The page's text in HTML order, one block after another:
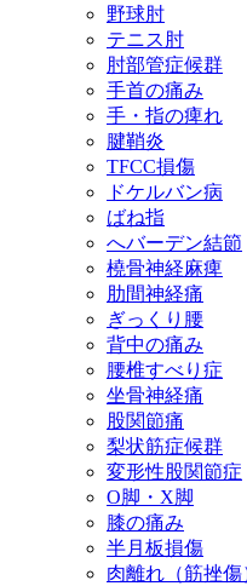
野球肘
テニス肘
肘部管症候群
手首の痛み
手・指の痺れ
腱鞘炎
TFCC損傷
ドケルバン病
ばね指
へバーデン結節
橈骨神経麻痺
肋間神経痛
ぎっくり腰
背中の痛み
腰椎すべり症
坐骨神経痛
股関節痛
梨状筋症候群
変形性股関節症
O脚・X脚
膝の痛み
半月板損傷
肉離れ（筋挫傷